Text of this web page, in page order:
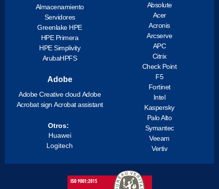
Almacenamiento
Servidores
Greenlake HPE
HPE Primera
HPE Simplivity
ArubaHPFS
Adobe
Adobe Creative cloud Adobe
Acrobat sign Acrobat assistant
Otros:
Huawei
Logitech
Absolute
Acer
Acronis
Arcserve
APC
Citrix
Check Point
F5
Fortinet
Intel
Kaspersky
Palo Alto
Symantec
Veeam
Vertiv